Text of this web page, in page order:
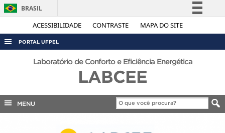
ACESSIBILIDADE CONTRASTE MAPA DO SITE
BRASIL
Simplifique!
Acesso à informação
Legislação
Canais
PORTAL UFPEL
ACESSO À INFORMAÇÃO
Laboratório de Conforto e Eficiência Energética
LABCEE
MENU